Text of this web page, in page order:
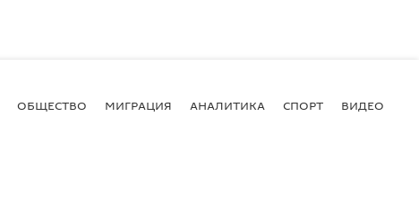
ОБЩЕСТВО МИГРАЦИЯ АНАЛИТИКА СПОРТ ВИДЕО